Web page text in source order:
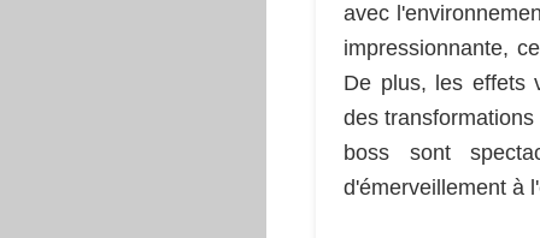
avec
impressionnante,
De plus, les effets
des
boss sont
d'émerveillement à